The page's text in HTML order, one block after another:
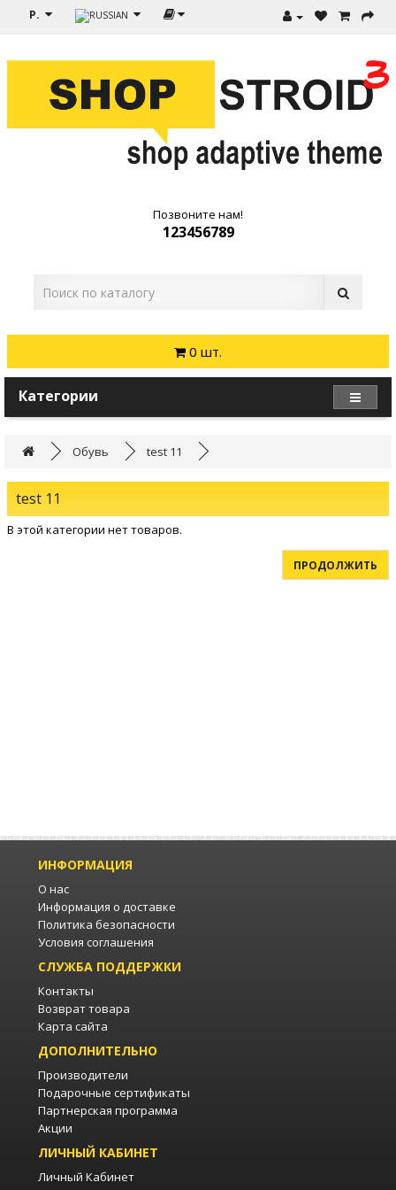
Р.
Позвоните нам!
123456789
0 шт.
Категории
Обувь test 11
test 11
В этой категории нет товаров.
ПРОДОЛЖИТЬ
ИНФОРМАЦИЯ
О нас
Информация о доставке
Политика безопасности
Условия соглашения
СЛУЖБА ПОДДЕРЖКИ
Контакты
Возврат товара
Карта сайта
ДОПОЛНИТЕЛЬНО
Производители
Подарочные сертификаты
Партнерская программа
Акции
ЛИЧНЫЙ КАБИНЕТ
Личный Кабинет